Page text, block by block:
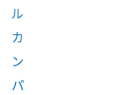
ル
カ
ン
パ